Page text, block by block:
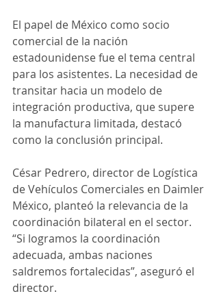
El papel de México como socio
comercial de la nación
estadounidense fue el tema central
para los asistentes. La necesidad de
transitar hacia un modelo de
integración productiva, que supere
la manufactura limitada, destacó
como la conclusión principal.
César Pedrero, director de Logística
de Vehículos Comerciales en Daimler
México, planteó la relevancia de la
coordinación bilateral en el sector.
“Si logramos la coordinación
adecuada, ambas naciones
saldremos fortalecidas”, aseguró el
director.